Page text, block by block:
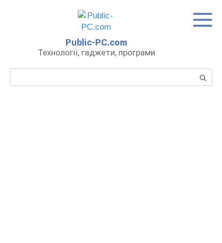
Public-PC.com
Технології, гаджети, програми